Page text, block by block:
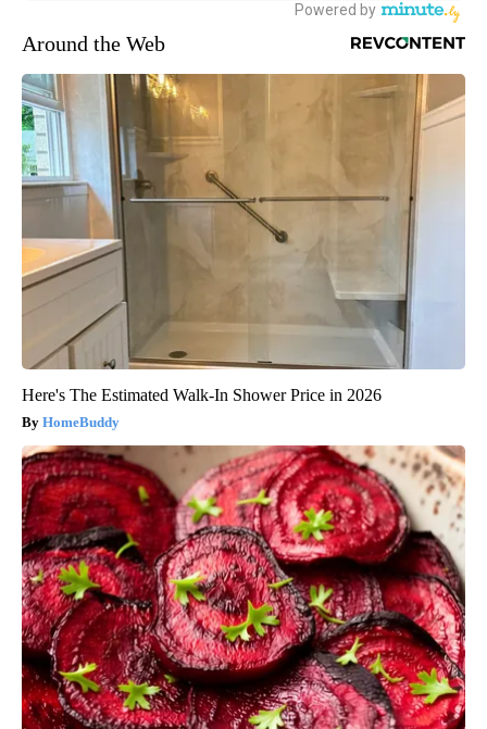
Around the Web
Here's The Estimated Walk-In Shower Price in 2026
HomeBuddy